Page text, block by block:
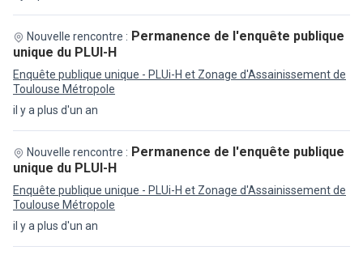
il y a plus d'un an
Nouvelle rencontre : Permanence de l'enquête publique
unique du PLUI-H
Enquête publique unique - PLUi-H et Zonage d'Assainissement de
Toulouse Métropole
il y a plus d'un an
Nouvelle rencontre : Permanence de l'enquête publique
unique du PLUI-H
Enquête publique unique - PLUi-H et Zonage d'Assainissement de
Toulouse Métropole